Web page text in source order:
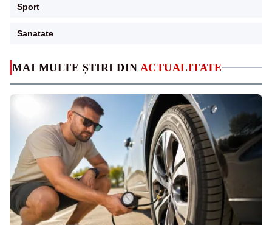
MAI MULTE ȘTIRI DIN ACTUALITATE
Sport
Sanatate